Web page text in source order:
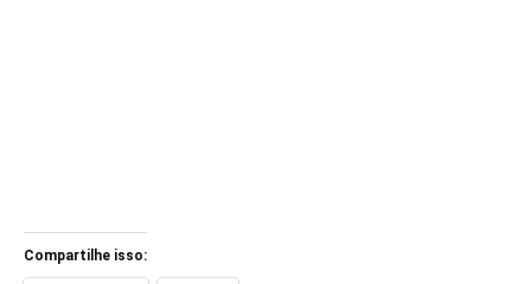
Compartilhe isso: